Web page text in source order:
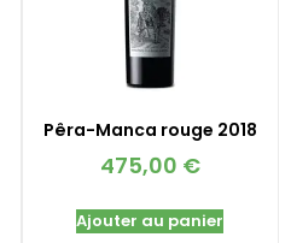
Pêra-Manca rouge 2018
475,00 €
Ajouter au panier